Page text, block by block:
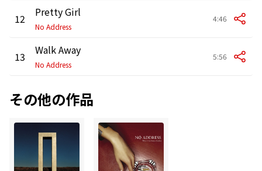
12 Pretty Girl
No Address
4:46
13 Walk Away
No Address
5:56
その他の作品